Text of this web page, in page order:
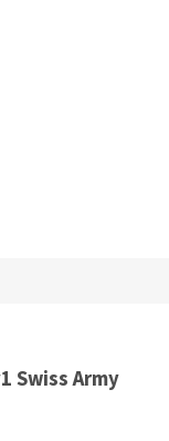
Swiss Army